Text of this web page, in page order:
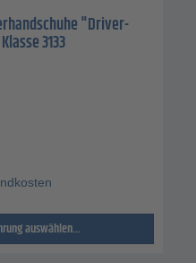
"Driver-
3133
auswählen...